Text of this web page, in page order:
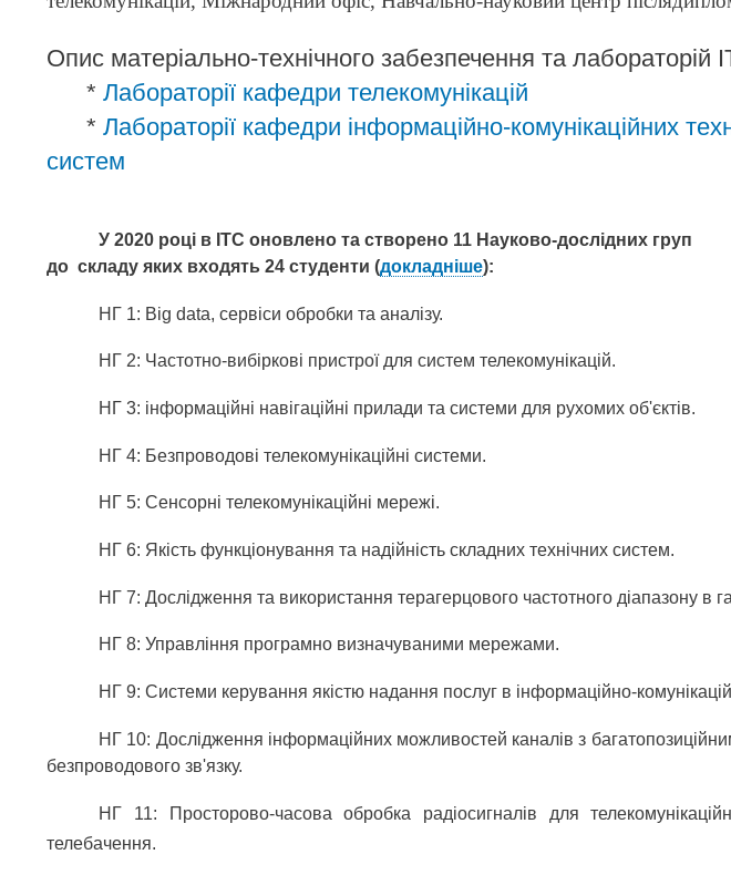
Опис матеріально-технічного забезпечення та лабораторій
* Лабораторії кафедри телекомунікацій
* Лабораторії кафедри інформаційно-комунікаційних
систем
У 2020 році в ІТС оновлено та створено 11 Науково-дослідних груп
до складу яких входять 24 студенти (докладніше):
НГ 1: Big data, сервіси обробки та аналізу.
НГ 2: Частотно-вибіркові пристрої для систем телекомунікацій.
НГ 3: інформаційні навігаційні прилади та системи для рухомих об'єктів.
НГ 4: Безпроводові телекомунікаційні системи.
НГ 5: Сенсорні телекомунікаційні мережі.
НГ 6: Якість функціонування та надійність складних технічних систем.
НГ 7: Дослідження та використання терагерцового частотного діапазону в
НГ 8: Управління програмно визначуваними мережами.
НГ 9: Системи керування якістю надання послуг в інформаційно-
НГ 10: Дослідження інформаційних можливостей каналів з
безпроводового зв'язку.
НГ 11: Просторово-часова обробка радіосигналів для
телебачення.